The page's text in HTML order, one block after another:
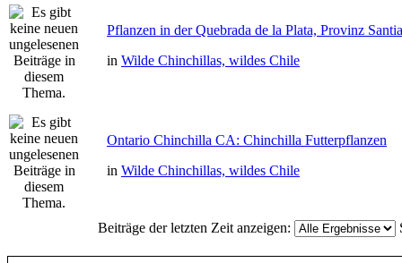
Pflanzen in der Quebrada de la Plata, Provinz
in Wilde Chinchillas, wildes Chile
Ontario Chinchilla CA: Chinchilla Futterpflanzen
in Wilde Chinchillas, wildes Chile
Beiträge der letzten Zeit anzeigen: